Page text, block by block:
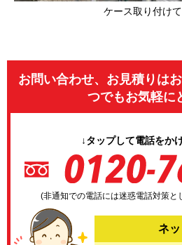
ケース取り付け
お問い合わせ、お見積りは
つでもお気軽に
↓タップして電話をか
(非通知での電話には迷惑電話対策と
ネ